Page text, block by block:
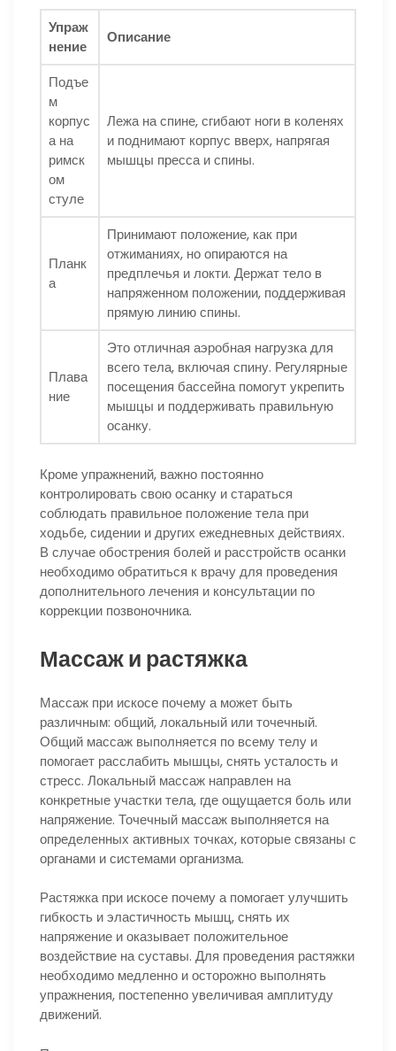
Упраж
нение
Описание
Подъе
м
корпус
а на
римск
ом
стуле
Лежа на спине, сгибают ноги в коленях
и поднимают корпус вверх, напрягая
мышцы пресса и спины.
Планк
а
Принимают положение, как при
отжиманиях, но опираются на
предплечья и локти. Держат тело в
напряженном положении, поддерживая
прямую линию спины.
Плава
ние
Это отличная аэробная нагрузка для
всего тела, включая спину. Регулярные
посещения бассейна помогут укрепить
мышцы и поддерживать правильную
осанку.
Кроме упражнений, важно постоянно
контролировать свою осанку и стараться
соблюдать правильное положение тела при
ходьбе, сидении и других ежедневных действиях.
В случае обострения болей и расстройств осанки
необходимо обратиться к врачу для проведения
дополнительного лечения и консультации по
коррекции позвоночника.
Массаж и растяжка
Массаж при искосе почему а может быть
различным: общий, локальный или точечный.
Общий массаж выполняется по всему телу и
помогает расслабить мышцы, снять усталость и
стресс. Локальный массаж направлен на
конкретные участки тела, где ощущается боль или
напряжение. Точечный массаж выполняется на
определенных активных точках, которые связаны с
органами и системами организма.
Растяжка при искосе почему а помогает улучшить
гибкость и эластичность мышц, снять их
напряжение и оказывает положительное
воздействие на суставы. Для проведения растяжки
необходимо медленно и осторожно выполнять
упражнения, постепенно увеличивая амплитуду
движений.